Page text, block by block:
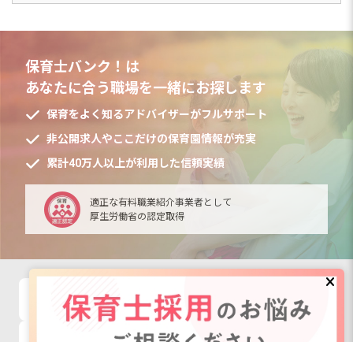
保育士バンク！は
あなたに合う職場を一緒にお探します
保育をよく知るアドバイザーがフルサポート
非公開求人やここだけの保育園情報が充実
累計40万人以上が利用した信頼実績
適正な有料職業紹介事業者として
厚生労働省の認定取得
最新情報をゲット